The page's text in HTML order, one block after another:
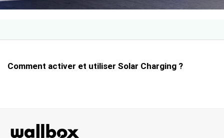
Comment activer et utiliser Solar Charging ?